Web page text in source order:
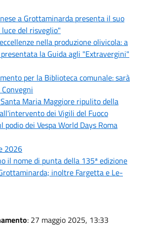
a Grottaminarda presenta il suo
del risveglio"
nella produzione olivicola: a
la Guida agli "Extravergini"
per la Biblioteca comunale: sarà
Maria Maggiore ripulito della
dei Vigili del Fuoco
podio dei Vespa World Days Roma
2026
il nome di punta della 135ª edizione
inoltre Fargetta e Le-
: 27 maggio 2025, 13:33